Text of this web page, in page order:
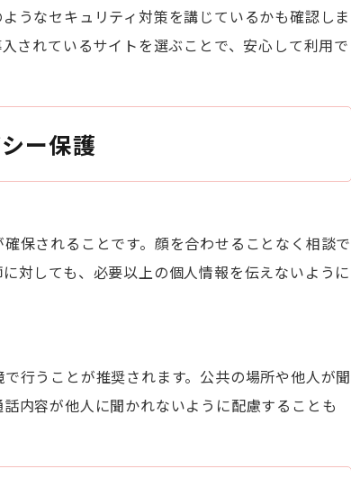
うなセキュリティ対策を講じているかも確認しま
されているサイトを選ぶことで、安心して利用で
ー保護
保されることです。顔を合わせることなく相談で
対しても、必要以上の個人情報を伝えないように
行うことが推奨されます。公共の場所や他人が聞
内容が他人に聞かれないように配慮することも